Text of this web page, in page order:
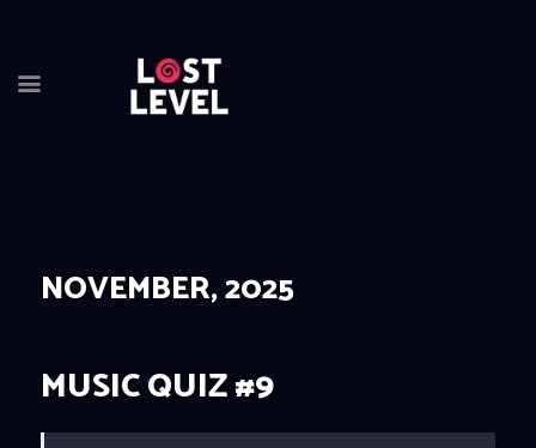
EVENTS
ABOUT
RESERVIERUNG
NOVEMBER, 2025
MUSIC QUIZ #9